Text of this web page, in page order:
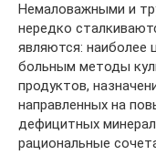
Немаловажными и
нередко
являются: наиболее
больным методы
продуктов,
направленных на
дефицитных
рациональные